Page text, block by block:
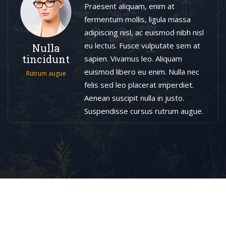
Nulla
tincidunt
Rutrum augue
Praesent aliquam, enim at
fermentum mollis, ligula massa
adipiscing nisl, ac euismod nibh nisl
eu lectus. Fusce vulputate sem at
sapien. Vivamus leo. Aliquam
euismod libero eu enim. Nulla nec
felis sed leo placerat imperdiet.
Aenean suscipit nulla in justo.
Suspendisse cursus rutrum augue.